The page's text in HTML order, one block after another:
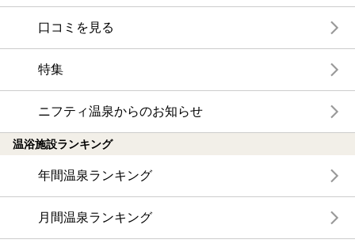
口コミを見る
特集
ニフティ温泉からのお知らせ
温浴施設ランキング
年間温泉ランキング
月間温泉ランキング